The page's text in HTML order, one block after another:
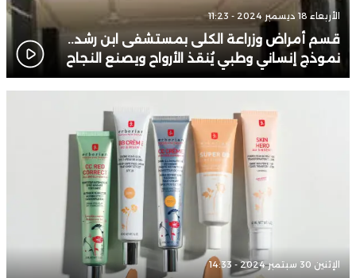
الأربعاء 18 ديسمبر 2024 - 11:23
قسم أمراض وزراعة الكلى بمستشفى ابن رشد..
نموذج إنساني وطبي يُنقذ الأرواح ويصنع النجاح
الإثنين 30 سبتمبر 2024 - 14:33